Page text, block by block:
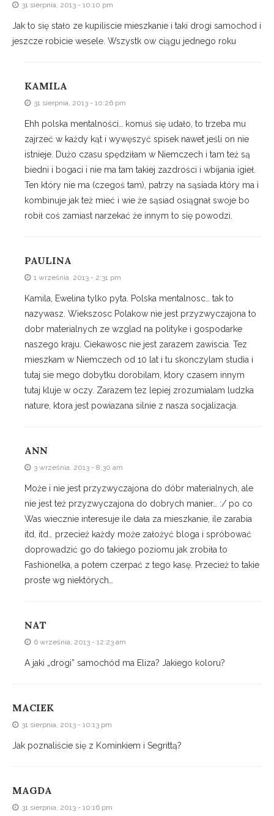
31 sierpnia, 2013 - 10:10 pm
Jak to się stało ze kupiliscie mieszkanie i taki drogi samochod i
jeszcze robicie wesele. Wszystk ow ciągu jednego roku
KAMILA
31 sierpnia, 2013 - 10:26 pm
Ehh polska mentalności… komuś się udało, to trzeba mu
zajrzeć w każdy kąt i wywęszyć spisek nawet jeśli on nie
istnieje. Dużo czasu spędziłam w Niemczech i tam też są
biedni i bogaci i nie ma tam takiej zazdrości i wbijania igieł.
Ten który nie ma (czegoś tam), patrzy na sąsiada który ma i
kombinuje jak też mieć i wie że sąsiad osiągnał swoje bo
robił coś zamiast narzekać że innym to się powodzi.
PAULINA
1 września, 2013 - 2:31 pm
Kamila, Ewelina tylko pyta. Polska mentalnosc… tak to
nazywasz. Wiekszosc Polakow nie jest przyzwyczajona to
dobr materialnych ze wzglad na polityke i gospodarke
naszego kraju. Ciekawosc nie jest zarazem zawiscia. Tez
mieszkam w Niemczech od 10 lat i tu skonczylam studia i
tutaj sie mego dobytku dorobilam, ktory czasem innym
tutaj kluje w oczy. Zarazem tez lepiej zrozumialam ludzka
nature, ktora jest powiazana silnie z nasza socjalizacja.
ANN
3 września, 2013 - 8:30 am
Może i nie jest przyzwyczajona do dóbr materialnych, ale
nie jest też przyzwyczajona do dobrych manier… :/ po co
Was wiecznie interesuje ile dała za mieszkanie, ile zarabia
itd, itd… przecież każdy może założyć bloga i spróbować
doprowadzić go do takiego poziomu jak zrobiła to
Fashionelka, a potem czerpać z tego kasę. Przecież to takie
proste wg niektórych…
NAT
6 września, 2013 - 12:23 am
A jaki „drogi” samochód ma Eliza? Jakiego koloru?
MACIEK
31 sierpnia, 2013 - 10:13 pm
Jak poznaliście się z Kominkiem i Segrittą?
MAGDA
31 sierpnia, 2013 - 10:16 pm